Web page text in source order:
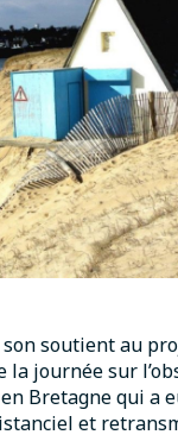
soutient au
la journée sur
Bretagne qui a
et